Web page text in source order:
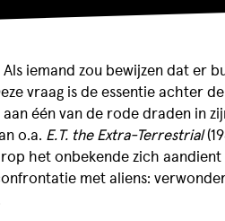
iemand zou bewijzen dat er
vraag is de essentie achter
één van de rode draden in
o.a. E.T. the Extra-Terrestrial
het onbekende zich
met aliens: